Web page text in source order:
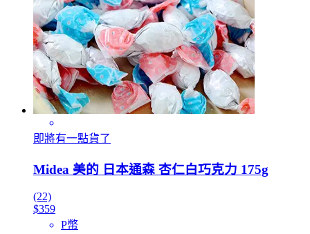
即將有一點貨了
Midea 美的 日本通森 杏仁白巧克力 175g
(22)
$359
P幣